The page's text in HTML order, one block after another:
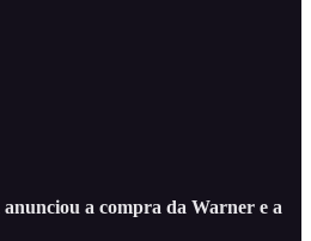
anunciou a compra da Warner e a